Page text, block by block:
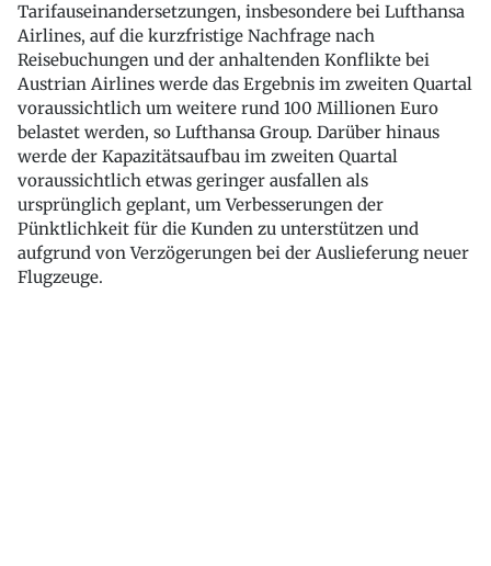
Tarifauseinandersetzungen, insbesondere bei Lufthansa
Airlines, auf die kurzfristige Nachfrage nach
Reisebuchungen und der anhaltenden Konflikte bei
Austrian Airlines werde das Ergebnis im zweiten Quartal
voraussichtlich um weitere rund 100 Millionen Euro
belastet werden, so Lufthansa Group. Darüber hinaus
werde der Kapazitätsaufbau im zweiten Quartal
voraussichtlich etwas geringer ausfallen als
ursprünglich geplant, um Verbesserungen der
Pünktlichkeit für die Kunden zu unterstützen und
aufgrund von Verzögerungen bei der Auslieferung neuer
Flugzeuge.